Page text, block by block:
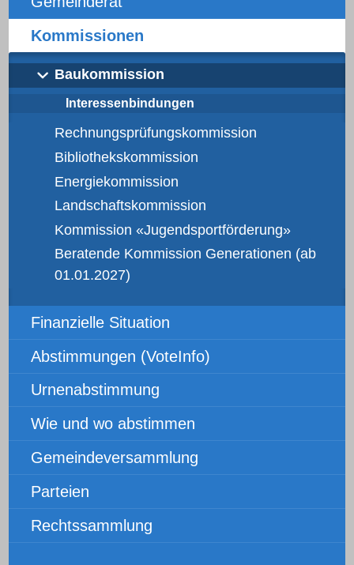
Kommissionen
Baukommission
Interessenbindungen
Rechnungsprüfungskommission
Bibliothekskommission
Energiekommission
Landschaftskommission
Kommission «Jugendsportförderung»
Beratende Kommission Generationen (ab
01.01.2027)
Finanzielle Situation
Abstimmungen (VoteInfo)
Urnenabstimmung
Wie und wo abstimmen
Gemeindeversammlung
Parteien
Rechtssammlung